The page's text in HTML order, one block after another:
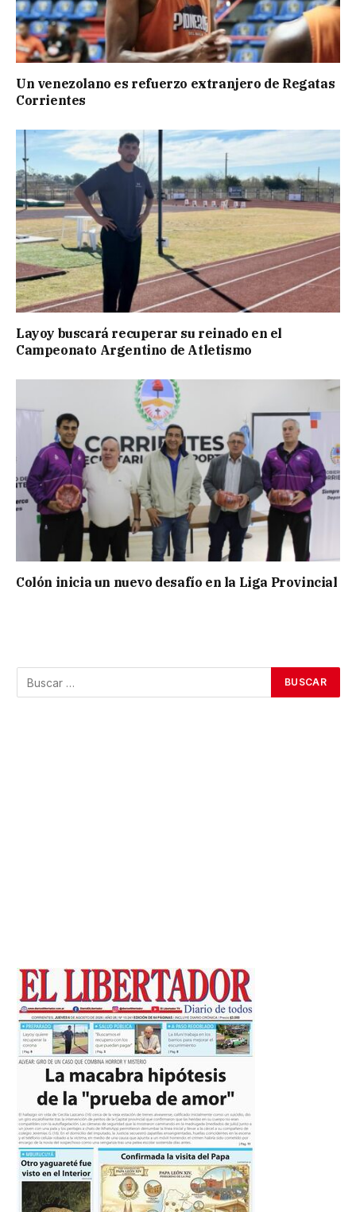
Un venezolano es refuerzo extranjero de Regatas
Corrientes
Layoy buscará recuperar su reinado en el
Campeonato Argentino de Atletismo
Colón inicia un nuevo desafío en la Liga Provincial